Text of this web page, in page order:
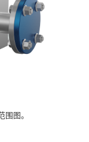
图。